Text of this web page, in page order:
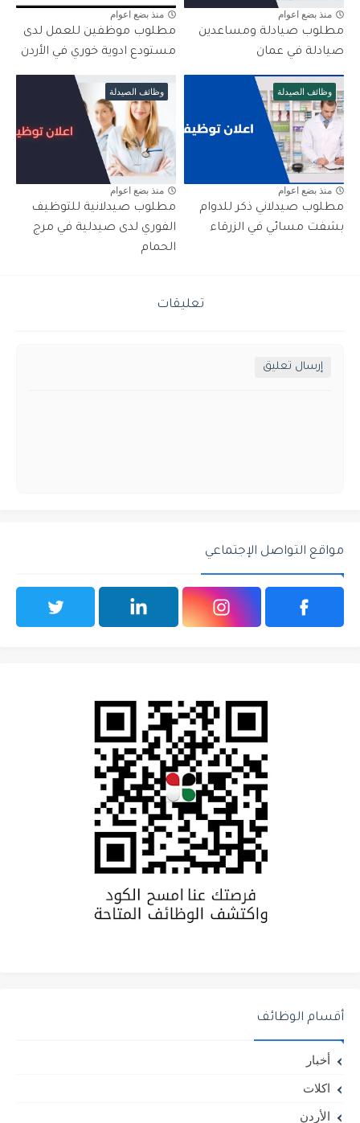
منذ بضع اعوام
مطلوب صيادلة ومساعدين
صيادلة في عمان
منذ بضع اعوام
مطلوب موظفين للعمل لدى
مستودع ادوية خوري في الأردن
وظائف الصيدلة
منذ بضع اعوام
مطلوب صيدلاني ذكر للدوام
بشفت مسائي في الزرقاء
وظائف الصيدلة
منذ بضع اعوام
مطلوب صيدلانية للتوظيف
الفوري لدى صيدلية في مرج
الحمام
تعليقات
إرسال تعليق
مواقع التواصل الإجتماعي
أقسام الوظائف
أخبار
اكلات
الأردن